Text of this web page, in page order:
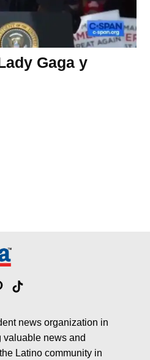
Gaga y
Tik
news organization in
valuable news and
Latino community in